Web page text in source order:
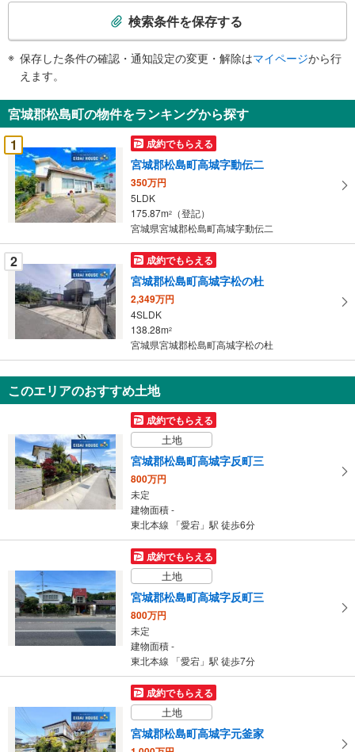
知
を
受
け
取
る
・
条
件
を
マ
イ
ペ
に
保
存
る
検索条件を保存する
保存した条件の確認・通知設定の変更・解除はマイページから行
えます。
宮城郡松島町の物件をランキングから探す
1
成約でもらえる
宮城郡松島町高城字動伝二
350万円
5LDK
175.87m2
（登記）
宮城県宮城郡松島町高城字動伝二
2 成約でもらえる
宮城郡松島町高城字松の杜
2,349万円
4SLDK
138.28m2
宮城県宮城郡松島町高城字松の杜
このエリアのおすすめ土地
成約でもらえる
土地
宮城郡松島町高城字反町三
800万円
未定
建物面積 -
東北本線 「愛宕」駅 徒歩6分
成約でもらえる
土地
宮城郡松島町高城字反町三
800万円
未定
建物面積 -
東北本線 「愛宕」駅 徒歩7分
成約でもらえる
土地
宮城郡松島町高城字元釜家